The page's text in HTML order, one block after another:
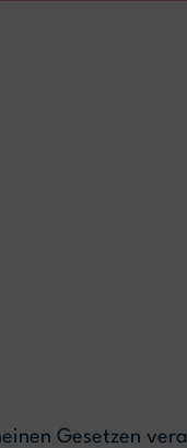
Gesetzen